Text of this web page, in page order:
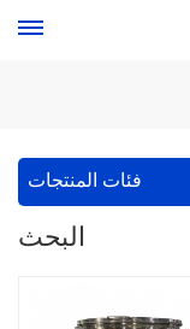
فئات المنتجات
البحث